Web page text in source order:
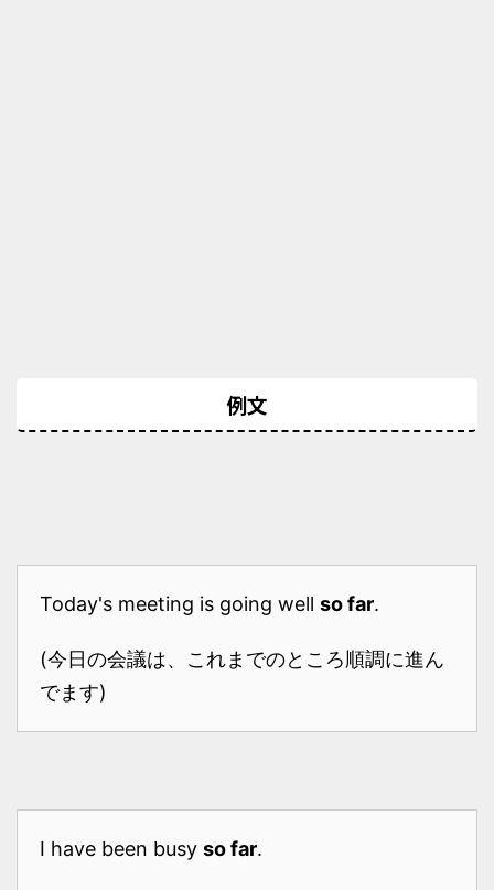
例文
Today's meeting is going well so far.
(今日の会議は、これまでのところ順調に進ん
でます)
I have been busy so far.